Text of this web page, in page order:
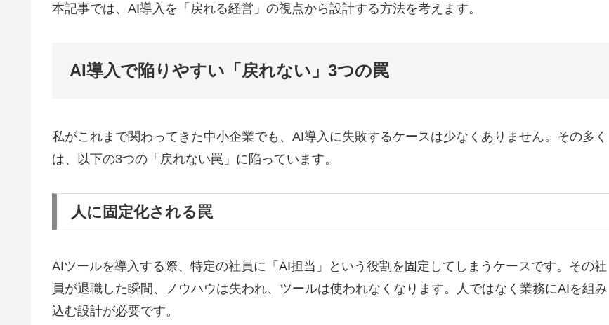
本記事では、AI導入を「戻れる経営」の視点から設計する方法を考えます。
AI導入で陥りやすい「戻れない」3つの罠
私がこれまで関わってきた中小企業でも、AI導入に失敗するケースは少なくありません。その多く
は、以下の3つの「戻れない罠」に陥っています。
人に固定化される罠
AIツールを導入する際、特定の社員に「AI担当」という役割を固定してしまうケースです。その社
員が退職した瞬間、ノウハウは失われ、ツールは使われなくなります。人ではなく業務にAIを組み
込む設計が必要です。